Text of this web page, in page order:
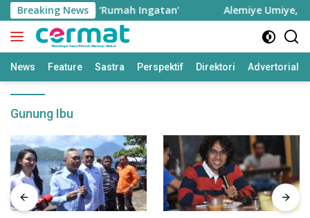
Langsung
ke
konten
Breaking News
sebagai ‘Rumah Ingatan’ Alemiye Umiye,
News Feature Sastra Perspektif Direktori Advertorial
Gunung Ibu